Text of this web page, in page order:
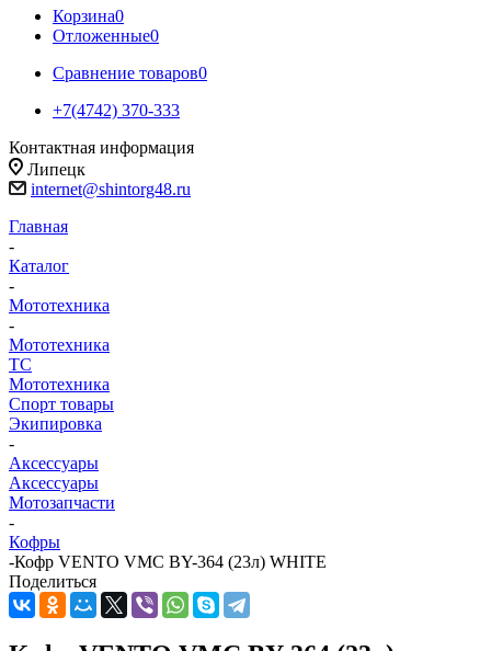
Корзина0
Отложенные0
Сравнение товаров0
+7(4742) 370-333
Контактная информация
Липецк
internet@shintorg48.ru
Главная
-
Каталог
-
Мототехника
-
Мототехника
ТС
Мототехника
Спорт товары
Экипировка
-
Аксессуары
Аксессуары
Мотозапчасти
-
Кофры
-Кофр VENTO VMC BY-364 (23л) WHITE
Поделиться